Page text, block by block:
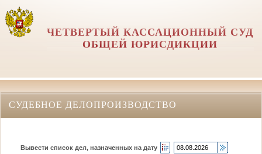
ЧЕТВЕРТЫЙ КАССАЦИОННЫЙ СУД
ОБЩЕЙ ЮРИСДИКЦИИ
СУДЕБНОЕ ДЕЛОПРОИЗВОДСТВО
Вывести список дел, назначенных на дату